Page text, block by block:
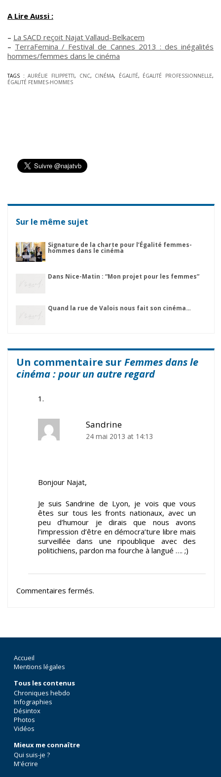
A Lire Aussi :
– La SACD reçoit Najat Vallaud-Belkacem
– TerraFemina / Festival de Cannes 2013 : des inégalités
hommes/femmes dans le cinéma
TAGS :AURÉLIE FILIPPETTI, CNC, CINÉMA, ÉGALITÉ, ÉGALITÉ PROFESSIONNELLE,
ÉGALITÉ FEMMES-HOMMES
Sur le même sujet
Signature de la charte pour l’Égalité femmes-
hommes dans le cinéma
Dans Nice-Matin : “Mon projet pour les femmes”
Quand la rue de Valois nous fait son cinéma…
Un commentaire sur Femmes dans le
cinéma : pour un autre regard
Sandrine
24 mai 2013 at 14:13
Bonjour Najat,
Je suis Sandrine de Lyon, je vois que vous
êtes sur tous les fronts nationaux, avec un
peu d’humour je dirais que nous avons
l’impression d’être en démocra’ture libre mais
surveillée dans une ripoublique avec des
politichiens, pardon ma fourche à langué …. ;)
Commentaires fermés.
Accueil
Mentions légales
Tous les contenus
Chroniques hebdo
Infographies
Désintox
Photos
Vidéos
Mieux me connaître
Qui suis-je ?
M'écrire